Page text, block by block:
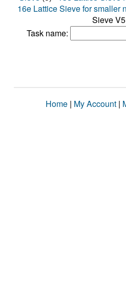
16e Lattice Sieve for smaller
Sieve
Task name:
Home | My Account |